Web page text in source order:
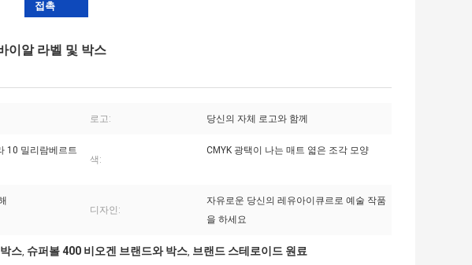
접촉
이알 라벨 및 박스
로고: 당신의 자체 로고와 함께
10 밀리람베르트
색:
CMYK 광택이 나는 매트 엷은 조각 모양
디자인:
자유로운 당신의 레유아이큐르로 예술 작품
을 하세요
스, 슈퍼볼 400 비오겐 브랜드와 박스, 브랜드 스테로이드 원료